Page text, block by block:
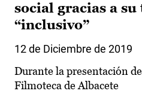
social gracias a
“inclusivo”
12 de Diciembre de 2019
Durante la presentación
Filmoteca de Albacete